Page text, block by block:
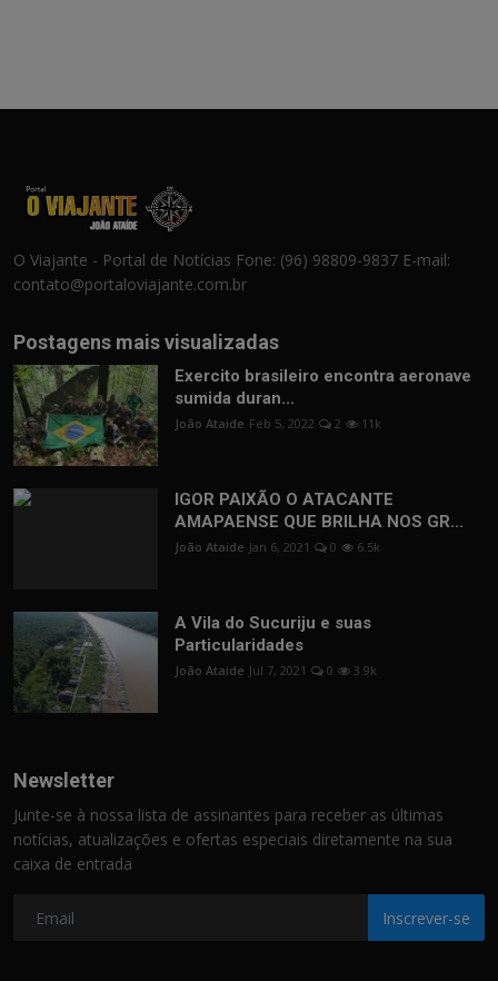
O Viajante - Portal de Notícias Fone: (96) 98809-9837 E-mail:
contato@portaloviajante.com.br
Postagens mais visualizadas
Exercito brasileiro encontra aeronave
sumida duran...
João Ataide Feb 5, 2022 2 11k
IGOR PAIXÃO O ATACANTE
AMAPAENSE QUE BRILHA NOS GR...
João Ataide Jan 6, 2021 0 6.5k
A Vila do Sucuriju e suas
Particularidades
João Ataide Jul 7, 2021 0 3.9k
Newsletter
Junte-se à nossa lista de assinantes para receber as últimas
notícias, atualizações e ofertas especiais diretamente na sua
caixa de entrada
Inscrever-se